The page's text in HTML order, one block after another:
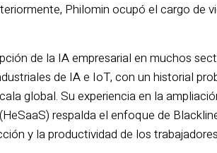
Philomin ocupó el cargo de
de la IA empresarial en muchos
de IA e IoT, con un historial
global. Su experiencia en la
respalda el enfoque de
y la productividad de los